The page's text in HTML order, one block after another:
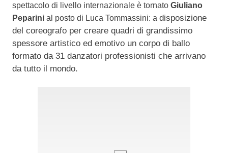
spettacolo di livello internazionale è tornato Giuliano
Peparini al posto di Luca Tommassini: a disposizione
del coreografo per creare quadri di grandissimo
spessore artistico ed emotivo un corpo di ballo
formato da 31 danzatori professionisti che arrivano
da tutto il mondo.